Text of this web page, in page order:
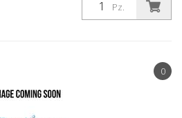
Pz.
0